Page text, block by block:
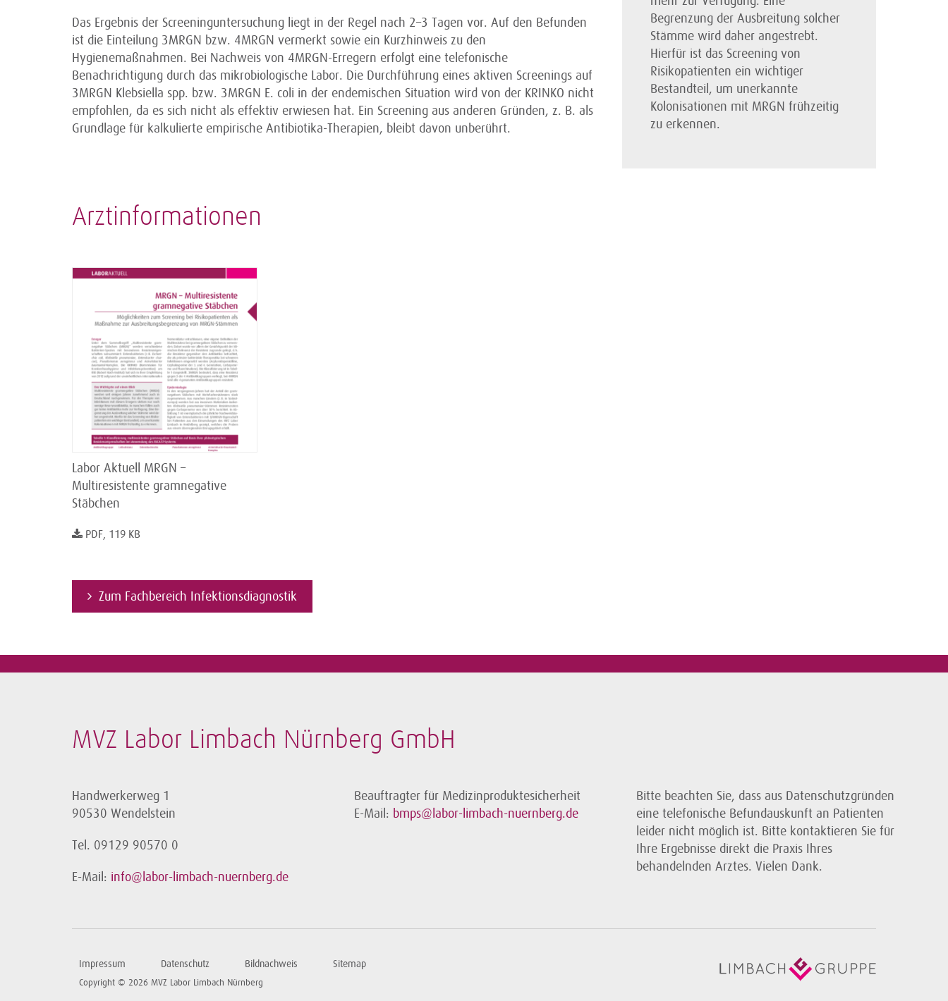
Das Ergebnis der Screeninguntersuchung liegt in der Regel nach 2–3 Tagen vor. Auf den Befunden
ist die Einteilung 3MRGN bzw. 4MRGN vermerkt sowie ein Kurzhinweis zu den
Hygienemaßnahmen. Bei Nachweis von 4MRGN-Erregern erfolgt eine telefonische
Benachrichtigung durch das mikro­biologische Labor. Die Durchführung eines aktiven Screenings auf
3MRGN Klebsiella spp. bzw. 3MRGN E. coli in der endemischen Situation wird von der KRINKO nicht
empfohlen, da es sich nicht als effektiv erwiesen hat. Ein Screening aus anderen Gründen, z. B. als
Grundlage für kalkulierte empirische Antibiotika-Therapien, bleibt davon unberührt.
Begrenzung der Ausbreitung solcher
Stämme wird daher angestrebt.
Hierfür ist das Screening von
Risikopatienten ein wichtiger
Bestandteil, um unerkannte
Kolonisationen mit MRGN frühzeitig
zu erkennen.
Arztinformationen
Labor Aktuell MRGN –
Multiresistente gramnegative
Stäbchen
PDF, 119 KB
Zum Fachbereich Infektionsdiagnostik
MVZ Labor Limbach Nürnberg GmbH
Handwerkerweg 1
90530 Wendelstein
Tel. 09129 90570 0
E-Mail: info@labor-limbach-nuernberg.de
Beauftragter für Medizinproduktesicherheit
E-Mail: bmps@labor-limbach-nuernberg.de
Bitte beachten Sie, dass aus Datenschutzgründen
eine telefonische Befundauskunft an Patienten
leider nicht möglich ist. Bitte kontaktieren Sie für
Ihre Ergebnisse direkt die Praxis Ihres
behandelnden Arztes. Vielen Dank.
Impressum Datenschutz Bildnachweis Sitemap
Copyright © 2026 MVZ Labor Limbach Nürnberg